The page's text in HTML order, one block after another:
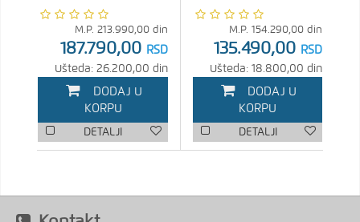
M.P. 213.990,00 din
187.790,00 RSD
Ušteda: 26.200,00 din
DODAJ U
KORPU
DETALJI
M.P. 154.290,00 din
135.490,00 RSD
Ušteda: 18.800,00 din
DODAJ U
KORPU
DETALJI